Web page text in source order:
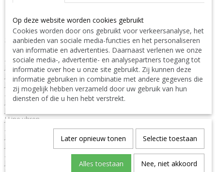
||We ship also abroad. Feel free to contact us
auch im Ausland. Bitte kontaktieren Sie uns. TEL: 0032 9 378 24
30 orContact Bcosy 1 CLICK HERE !
English:
J-Line by Jolipa Category: clocks wall clock
J Line Clock Marble Plastic Black
J-Line watches clocks
Deutsch:
J-Line by Jolipa Kategorie: uhren wanduhr
J-Line uhren
J-Line by Jolipa Categoria: orologi orologio da muro
J Line Orologio Marmo Plastica Nero
J-Line by Jolipa Categoría: relojes reloj de pared
Op deze website worden cookies gebruikt
Cookies worden door ons gebruikt voor verkeersanalyse, het
aanbieden van sociale media-functies en het personaliseren
van informatie en advertenties. Daarnaast verlenen we onze
sociale media-, advertentie- en analysepartners toegang tot
informatie over hoe u onze site gebruikt. Zij kunnen deze
informatie gebruiken in combinatie met andere gegevens die
zij mogelijk hebben verzameld door uw gebruik van hun
diensten of die u hen hebt verstrekt.
Later opnieuw tonen Selectie toestaan
Alles toestaan Nee, niet akkoord